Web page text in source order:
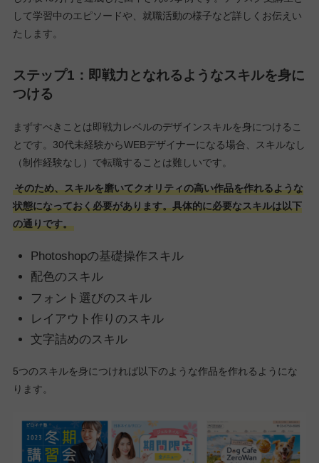
して学習中のエピソードや、就職活動の様子など詳しくお伝えい
たします。
ステップ1：即戦力となれるようなスキルを身に
つける
まずすべきことは即戦力レベルのデザインスキルを身につけるこ
とです。30代未経験からWEBデザイナーになる場合、スキルなし
（制作経験なし）で転職することは難しいです。
そのため、スキルを磨いてクオリティの高い作品を作れるような
状態になっておく必要があります。具体的に必要なスキルは以下
の通りです。
Photoshopの基礎操作スキル
配色のスキル
フォント選びのスキル
レイアウト作りのスキル
文字詰めのスキル
5つのスキルを身につければ以下のような作品を作れるようにな
ります。